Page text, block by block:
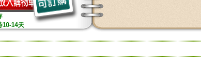
10-14天